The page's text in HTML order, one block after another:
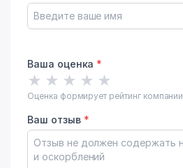
Ваша оценка *
★ ★ ★ ★ ★
Оценка формирует рейтинг компании
Ваш отзыв *